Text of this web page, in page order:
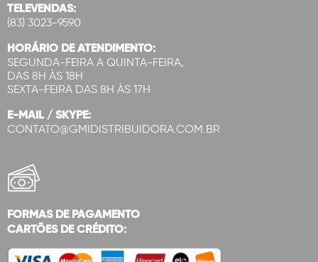
TELEVENDAS:
(83) 3023-9590
HORÁRIO DE ATENDIMENTO:
SEGUNDA-FEIRA A QUINTA-FEIRA,
DAS 8H ÀS 18H
SEXTA-FEIRA DAS 8H ÀS 17H
E-MAIL / SKYPE:
CONTATO@GMIDISTRIBUIDORA.COM.BR
FORMAS DE PAGAMENTO
CARTÕES DE CRÉDITO: